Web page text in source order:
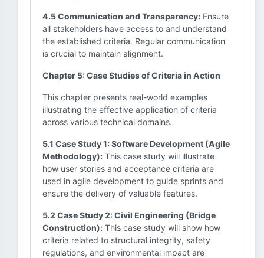
4.5 Communication and Transparency: Ensure
all stakeholders have access to and understand
the established criteria. Regular communication
is crucial to maintain alignment.
Chapter 5: Case Studies of Criteria in Action
This chapter presents real-world examples
illustrating the effective application of criteria
across various technical domains.
5.1 Case Study 1: Software Development (Agile
Methodology): This case study will illustrate
how user stories and acceptance criteria are
used in agile development to guide sprints and
ensure the delivery of valuable features.
5.2 Case Study 2: Civil Engineering (Bridge
Construction): This case study will show how
criteria related to structural integrity, safety
regulations, and environmental impact are